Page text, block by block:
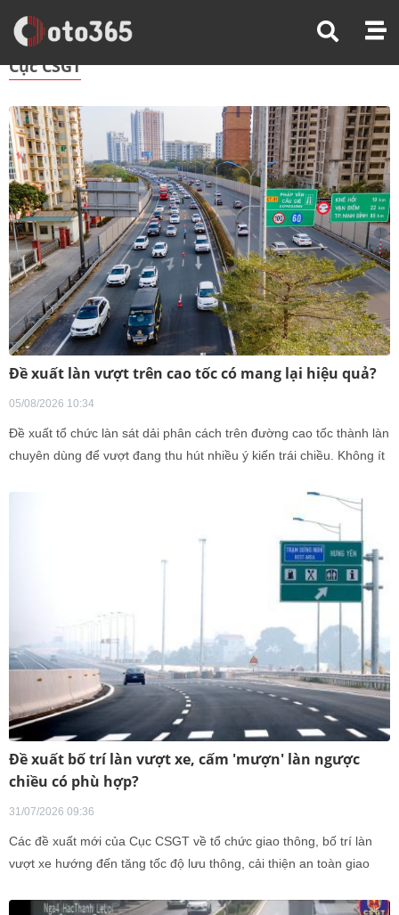
Trang Chủ Cục CSGT
Cục CSGT
Đề xuất làn vượt trên cao tốc có mang lại hiệu quả?
05/08/2026 10:34
Đề xuất tổ chức làn sát dải phân cách trên đường cao tốc thành làn
chuyên dùng để vượt đang thu hút nhiều ý kiến trái chiều. Không ít
Đề xuất bố trí làn vượt xe, cấm 'mượn' làn ngược
chiều có phù hợp?
31/07/2026 09:36
Các đề xuất mới của Cục CSGT về tổ chức giao thông, bố trí làn
vượt xe hướng đến tăng tốc độ lưu thông, cải thiện an toàn giao